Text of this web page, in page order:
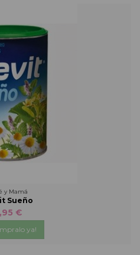
y Mamá
Sueño
€
ya!